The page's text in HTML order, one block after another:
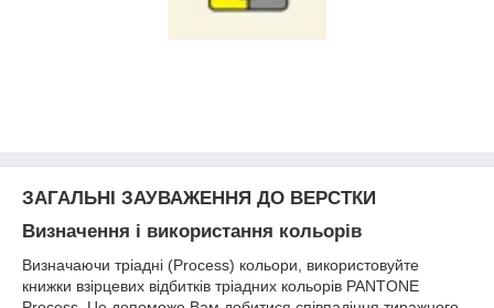
ЗАГАЛЬНІ ЗАУВАЖЕННЯ ДО ВЕРСТКИ
Визначення і використання кольорів
Визначаючи тріадні (Process) кольори, використовуйте
книжки взірцевих відбитків тріадних кольорів PANTONE